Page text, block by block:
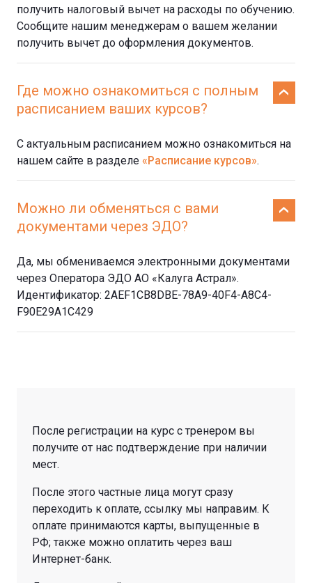
получить налоговый вычет на расходы по обучению.
Сообщите нашим менеджерам о вашем желании
получить вычет до оформления документов.
Где можно ознакомиться с полным
расписанием ваших курсов?
С актуальным расписанием можно ознакомиться на
нашем сайте в разделе «Расписание курсов».
Можно ли обменяться с вами
документами через ЭДО?
Да, мы обмениваемся электронными документами
через Оператора ЭДО АО «Калуга Астрал».
Идентификатор: 2AEF1CB8DBE-78A9-40F4-A8C4-
F90E29A1C429
После регистрации на курс с тренером вы
получите от нас подтверждение при наличии
мест.
После этого частные лица могут сразу
переходить к оплате, ссылку мы направим. К
оплате принимаются карты, выпущенные в
РФ; также можно оплатить через ваш
Интернет-банк.